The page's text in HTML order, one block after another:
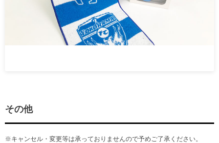
その他
※キャンセル・変更等は承っておりませんので予めご了承ください。